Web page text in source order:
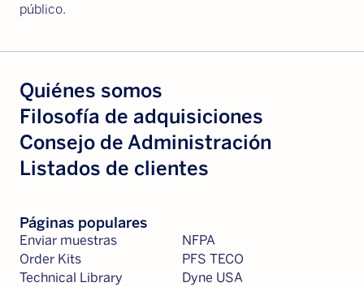
público.
Quiénes somos
Filosofía de adquisiciones
Consejo de Administración
Listados de clientes
Páginas populares
Enviar muestras
Order Kits
Technical Library
NFPA
PFS TECO
Dyne USA